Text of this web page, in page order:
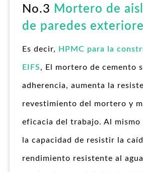
No.3 Mortero de
de paredes
Es decir, HPMC para la
EIFS, El mortero de cemento
adherencia, aumenta la
revestimiento del mortero y
eficacia del trabajo. Al
la capacidad de resistir la
rendimiento resistente al